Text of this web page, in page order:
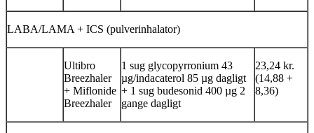
LABA/LAMA + ICS (pulverinhalator)
Ultibro
Breezhaler
+ Miflonide
Breezhaler
1 sug glycopyrronium 43
µg/indacaterol 85 µg dagligt
+ 1 sug budesonid 400 µg 2
gange dagligt
23,24 kr.
(14,88 +
8,36)